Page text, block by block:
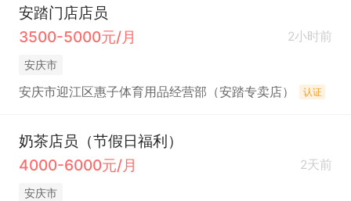
安踏门店店员
3500-5000元/月
2小时前
安庆市
安庆市迎江区惠子体育用品经营部（安踏专卖店） 认证
奶茶店员（节假日福利）
4000-6000元/月
2天前
安庆市